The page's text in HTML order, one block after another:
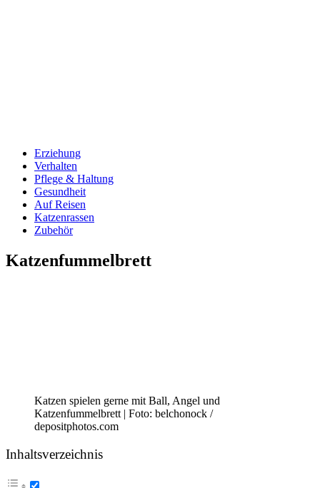
Erziehung
Verhalten
Pflege & Haltung
Gesundheit
Auf Reisen
Katzenrassen
Zubehör
Katzenfummelbrett
Katzen spielen gerne mit Ball, Angel und
Katzenfummelbrett | Foto: belchonock /
depositphotos.com
Inhaltsverzeichnis